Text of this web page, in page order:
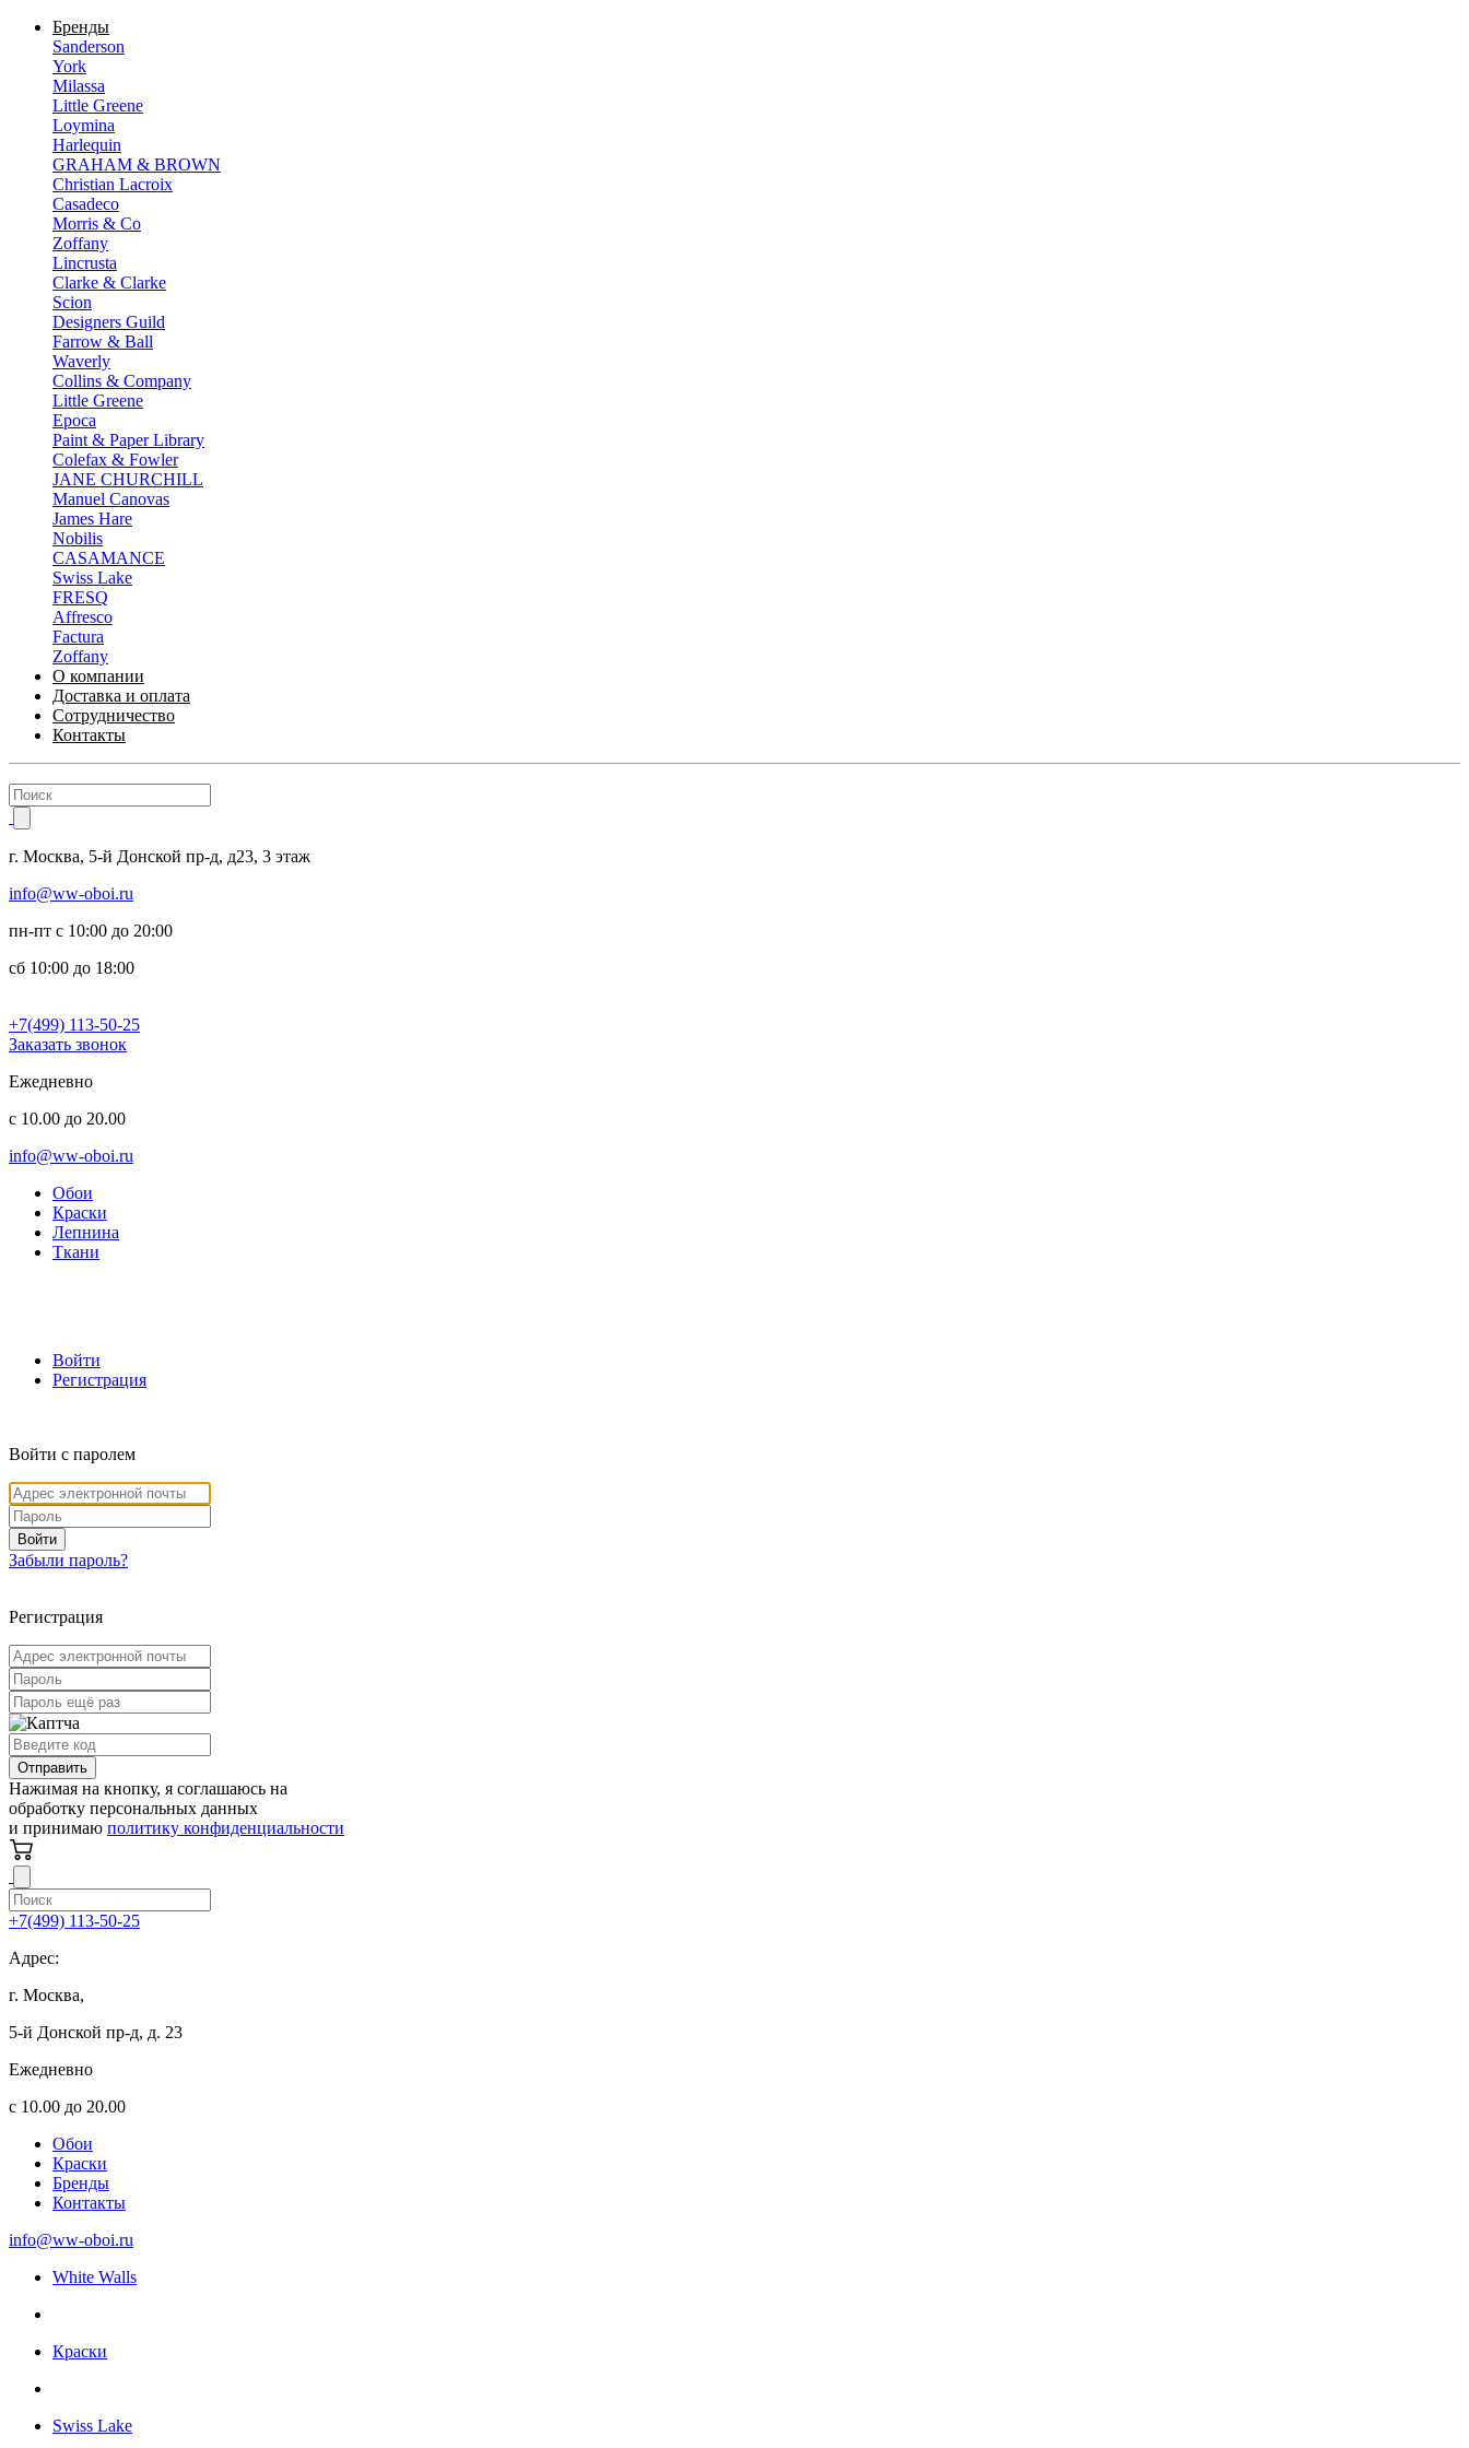
Бренды
Sanderson
York
Milassa
Little Greene
Loymina
Harlequin
GRAHAM & BROWN
Christian Lacroix
Casadeco
Morris & Co
Zoffany
Lincrusta
Clarke & Clarke
Scion
Designers Guild
Farrow & Ball
Waverly
Collins & Company
Little Greene
Epoca
Paint & Paper Library
Colefax & Fowler
JANE CHURCHILL
Manuel Canovas
James Hare
Nobilis
CASAMANCE
Swiss Lake
FRESQ
Affresco
Factura
Zoffany
О компании
Доставка и оплата
Сотрудничество
Контакты
г. Москва, 5-й Донской пр-д, д23, 3 этаж
info@ww-oboi.ru
пн-пт с 10:00 до 20:00
сб 10:00 до 18:00
+7(499) 113-50-25
Заказать звонок
Ежедневно
с 10.00 до 20.00
info@ww-oboi.ru
Обои
Краски
Лепнина
Ткани
Войти
Регистрация
Войти с паролем
Войти
Забыли пароль?
Регистрация
Отправить
Нажимая на кнопку, я соглашаюсь на
обработку персональных данных
и принимаю политику конфиденциальности
+7(499) 113-50-25
Адрес:
г. Москва,
5-й Донской пр-д, д. 23
Ежедневно
с 10.00 до 20.00
Обои
Краски
Бренды
Контакты
info@ww-oboi.ru
White Walls
Краски
Swiss Lake